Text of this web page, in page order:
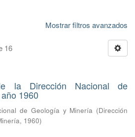
Mostrar filtros avanzados
16
la Dirección Nacional de
1960
de Geología y Minería (Dirección
, 1960)